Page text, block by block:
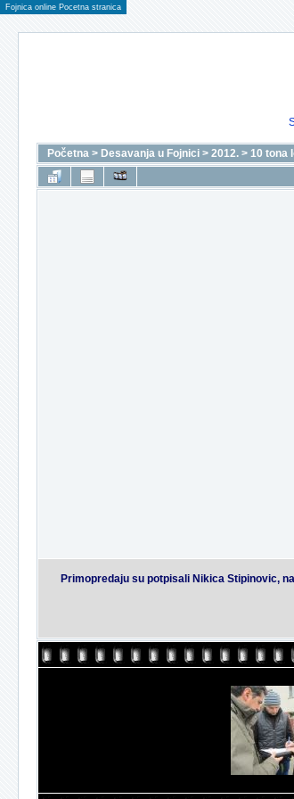
Fojnica online Pocetna stranica
Početna > Desavanja u Fojnici > 2012. > 10 tona
Primopredaju su potpisali Nikica Stipinovic,